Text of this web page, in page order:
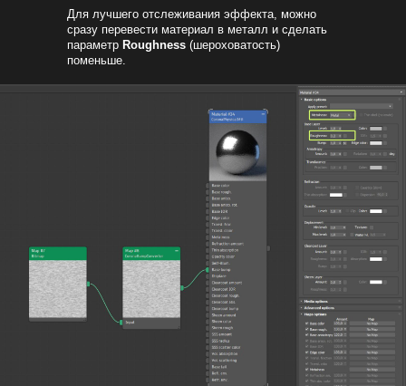
Для лучшего отслеживания эффекта, можно
сразу перевести материал в металл и сделать
параметр Roughness (шероховатость)
поменьше.